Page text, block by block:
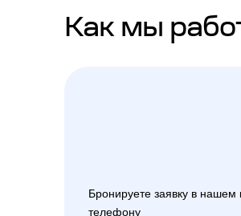
Как мы
Бронируете заявку в
телефону